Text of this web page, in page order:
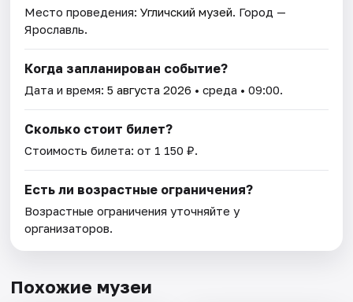
Место проведения:Угличский музей. Город —
Ярославль.
Когда запланирован событие?
Дата и время:5 августа 2026 • среда • 09:00.
Сколько стоит билет?
Стоимость билета: от 1 150 ₽.
Есть ли возрастные ограничения?
Возрастные ограничения уточняйте у
организаторов.
Похожие музеи